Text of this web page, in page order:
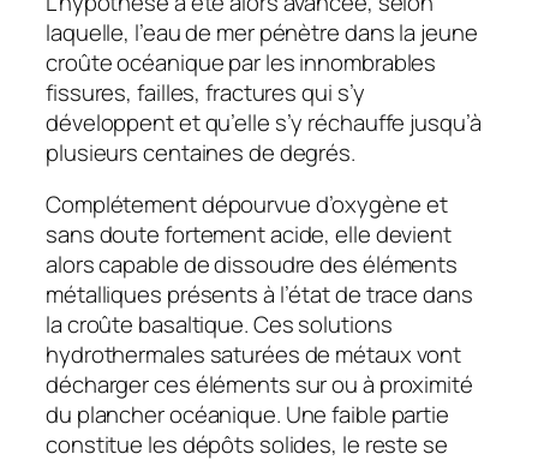
laquelle, l’eau de mer pénètre dans la jeune
croûte océanique par les innombrables
fissures, failles, fractures qui s’y
développent et qu’elle s’y réchauffe jusqu’à
plusieurs centaines de degrés.
Complétement dépourvue d’oxygène et
sans doute fortement acide, elle devient
alors capable de dissoudre des éléments
métalliques présents à l’état de trace dans
la croûte basaltique. Ces solutions
hydrothermales saturées de métaux vont
décharger ces éléments sur ou à proximité
du plancher océanique. Une faible partie
constitue les dépôts solides, le reste se